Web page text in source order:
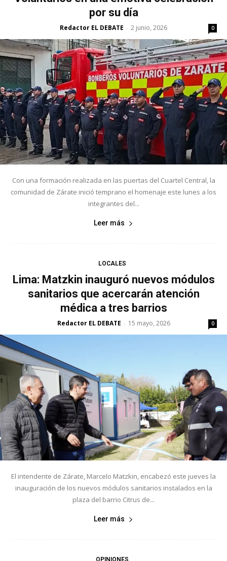
por su día
Redactor EL DEBATE - 2 junio, 2026 0
Con una formación realizada en las puertas del Cuartel Central, la
comunidad de Zárate inició temprano el homenaje este lunes a los
integrantes del...
Leer más
LOCALES
Lima: Matzkin inauguró nuevos módulos
sanitarios que acercarán atención
médica a tres barrios
Redactor EL DEBATE - 15 mayo, 2026 0
El intendente de Zárate, Marcelo Matzkin, encabezó este jueves la
inauguración de los nuevos módulos sanitarios instalados en la
plaza del barrio Citrus de...
Leer más